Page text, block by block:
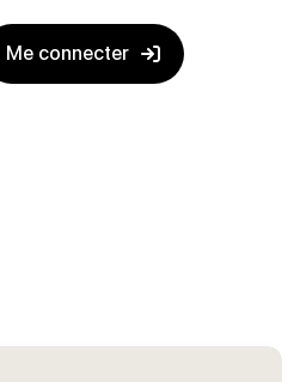
Me connecter